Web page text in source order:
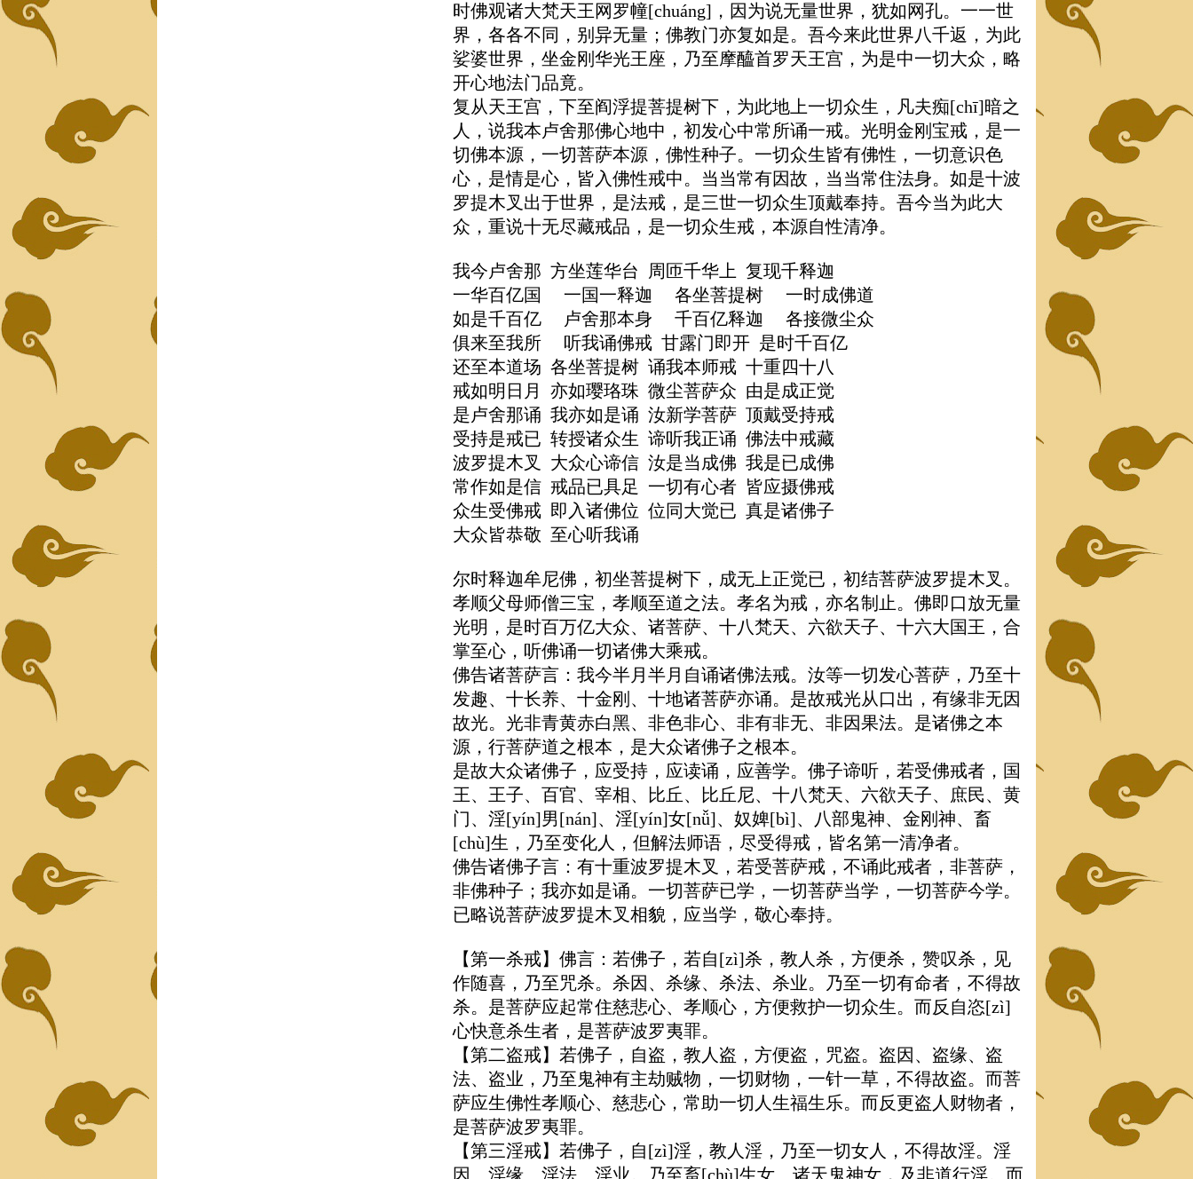
时佛观诸大梵天王网罗幢[chuáng]，因为说无量世界，犹如网孔。一一世
界，各各不同，别异无量；佛教门亦复如是。吾今来此世界八千返，为此
娑婆世界，坐金刚华光王座，乃至摩醯首罗天王宫，为是中一切大众，略
开心地法门品竟。
复从天王宫，下至阎浮提菩提树下，为此地上一切众生，凡夫痴[chī]暗之
人，说我本卢舍那佛心地中，初发心中常所诵一戒。光明金刚宝戒，是一
切佛本源，一切菩萨本源，佛性种子。一切众生皆有佛性，一切意识色
心，是情是心，皆入佛性戒中。当当常有因故，当当常住法身。如是十波
罗提木叉出于世界，是法戒，是三世一切众生顶戴奉持。吾今当为此大
众，重说十无尽藏戒品，是一切众生戒，本源自性清净。
我今卢舍那 方坐莲华台 周匝千华上 复现千释迦
一华百亿国 一国一释迦 各坐菩提树 一时成佛道
如是千百亿 卢舍那本身 千百亿释迦 各接微尘众
俱来至我所 听我诵佛戒 甘露门即开 是时千百亿
还至本道场 各坐菩提树 诵我本师戒 十重四十八
戒如明日月 亦如璎珞珠 微尘菩萨众 由是成正觉
是卢舍那诵 我亦如是诵 汝新学菩萨 顶戴受持戒
受持是戒已 转授诸众生 谛听我正诵 佛法中戒藏
波罗提木叉 大众心谛信 汝是当成佛 我是已成佛
常作如是信 戒品已具足 一切有心者 皆应摄佛戒
众生受佛戒 即入诸佛位 位同大觉已 真是诸佛子
大众皆恭敬 至心听我诵
尔时释迦牟尼佛，初坐菩提树下，成无上正觉已，初结菩萨波罗提木叉。
孝顺父母师僧三宝，孝顺至道之法。孝名为戒，亦名制止。佛即口放无量
光明，是时百万亿大众、诸菩萨、十八梵天、六欲天子、十六大国王，合
掌至心，听佛诵一切诸佛大乘戒。
佛告诸菩萨言：我今半月半月自诵诸佛法戒。汝等一切发心菩萨，乃至十
发趣、十长养、十金刚、十地诸菩萨亦诵。是故戒光从口出，有缘非无因
故光。光非青黄赤白黑、非色非心、非有非无、非因果法。是诸佛之本
源，行菩萨道之根本，是大众诸佛子之根本。
是故大众诸佛子，应受持，应读诵，应善学。佛子谛听，若受佛戒者，国
王、王子、百官、宰相、比丘、比丘尼、十八梵天、六欲天子、庶民、黄
门、淫[yín]男[nán]、淫[yín]女[nǚ]、奴婢[bì]、八部鬼神、金刚神、畜
[chù]生，乃至变化人，但解法师语，尽受得戒，皆名第一清净者。
佛告诸佛子言：有十重波罗提木叉，若受菩萨戒，不诵此戒者，非菩萨，
非佛种子；我亦如是诵。一切菩萨已学，一切菩萨当学，一切菩萨今学。
已略说菩萨波罗提木叉相貌，应当学，敬心奉持。
【第一杀戒】佛言：若佛子，若自[zì]杀，教人杀，方便杀，赞叹杀，见
作随喜，乃至咒杀。杀因、杀缘、杀法、杀业。乃至一切有命者，不得故
杀。是菩萨应起常住慈悲心、孝顺心，方便救护一切众生。而反自恣[zì]
心快意杀生者，是菩萨波罗夷罪。
【第二盗戒】若佛子，自盗，教人盗，方便盗，咒盗。盗因、盗缘、盗
法、盗业，乃至鬼神有主劫贼物，一切财物，一针一草，不得故盗。而菩
萨应生佛性孝顺心、慈悲心，常助一切人生福生乐。而反更盗人财物者，
是菩萨波罗夷罪。
【第三淫戒】若佛子，自[zì]淫，教人淫，乃至一切女人，不得故淫。淫
因、淫缘、淫法、淫业。乃至畜[chù]生女、诸天鬼神女，及非道行淫。而